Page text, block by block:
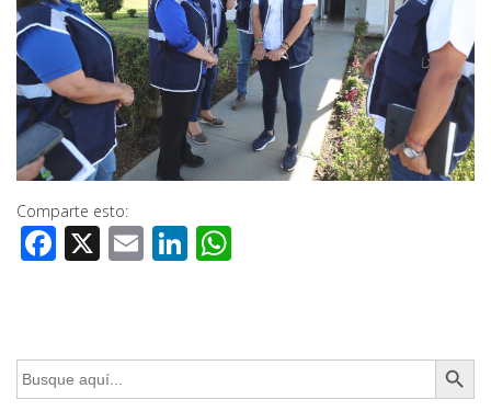
Comparte esto:
Facebook
X EmailLinkedIn
Buscar: Botón de